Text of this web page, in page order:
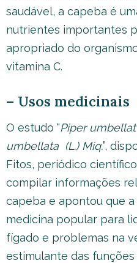
saudável, a capeba é
nutrientes importantes
apropriado do
vitamina C.
– Usos medicinais
O estudo “Piper
umbellata (L.) Miq.”,
Fitos, periódico
compilar informações
capeba e apontou que
medicina popular para
fígado e problemas na
estimulante das funções